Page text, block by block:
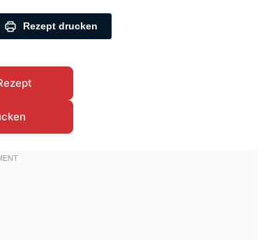
Rezept drucken